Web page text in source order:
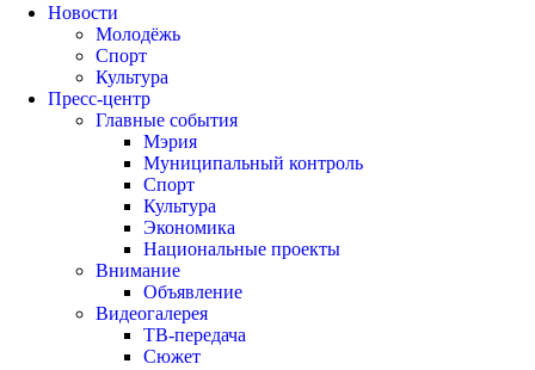
Новости
Молодёжь
Спорт
Культура
Пресс-центр
Главные события
Мэрия
Муниципальный контроль
Спорт
Культура
Экономика
Национальные проекты
Внимание
Объявление
Видеогалерея
ТВ-передача
Сюжет